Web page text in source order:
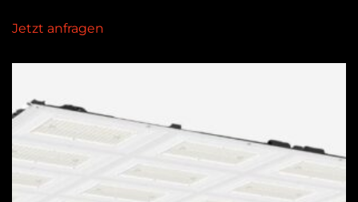
Jetzt anfragen